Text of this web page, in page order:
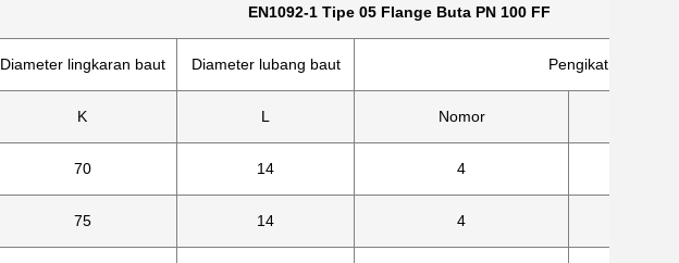
EN1092-1 Tipe 05 Flange Buta PN 100 FF
Diameter lingkaran baut Diameter lubang baut Pengikat
K L Nomor
70 14 4
75 14 4